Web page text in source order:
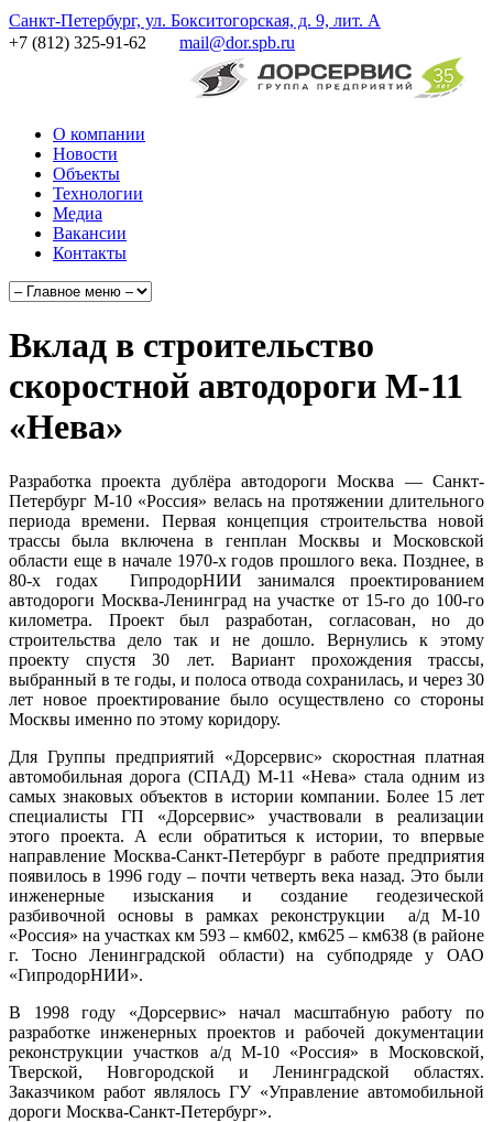
Санкт-Петербург, ул. Бокситогорская, д. 9, лит. А
+7 (812) 325-91-62
mail@dor.spb.ru
О компании
Новости
Объекты
Технологии
Медиа
Вакансии
Контакты
Вклад в строительство
скоростной автодороги М-11
«Нева»
Разработка проекта дублёра автодороги Москва — Санкт-
Петербург М-10 «Россия» велась на протяжении длительного
периода времени. Первая концепция строительства новой
трассы была включена в генплан Москвы и Московской
области еще в начале 1970-х годов прошлого века. Позднее, в
80-х годах ГипродорНИИ занимался проектированием
автодороги Москва-Ленинград на участке от 15-го до 100-го
километра. Проект был разработан, согласован, но до
строительства дело так и не дошло. Вернулись к этому
проекту спустя 30 лет. Вариант прохождения трассы,
выбранный в те годы, и полоса отвода сохранилась, и через 30
лет новое проектирование было осуществлено со стороны
Москвы именно по этому коридору.
Для Группы предприятий «Дорсервис» скоростная платная
автомобильная дорога (СПАД) М-11 «Нева» стала одним из
самых знаковых объектов в истории компании. Более 15 лет
специалисты ГП «Дорсервис» участвовали в реализации
этого проекта. А если обратиться к истории, то впервые
направление Москва-Санкт-Петербург в работе предприятия
появилось в 1996 году – почти четверть века назад. Это были
инженерные изыскания и создание геодезической
разбивочной основы в рамках реконструкции а/д М-10
«Россия» на участках км 593 – км602, км625 – км638 (в районе
г. Тосно Ленинградской области) на субподряде у ОАО
«ГипродорНИИ».
В 1998 году «Дорсервис» начал масштабную работу по
разработке инженерных проектов и рабочей документации
реконструкции участков а/д М-10 «Россия» в Московской,
Тверской, Новгородской и Ленинградской областях.
Заказчиком работ являлось ГУ «Управление автомобильной
дороги Москва-Санкт-Петербург».